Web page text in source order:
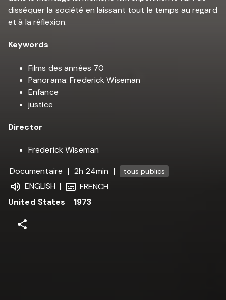
disséquer la société en laissant tout le temps au regard
et à la réflexion.
Keywords
Films des années 70
Panorama: Frederick Wiseman
Enfance
justice
Director
Frederick Wiseman
Documentaire
2h 24min tous publics
ENGLISH
FRENCH
United States
1973